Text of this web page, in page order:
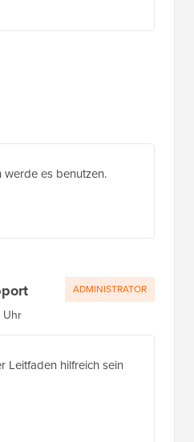
es benutzen.
Uhr
Leitfaden hilfreich sein
ADMINISTRATOR